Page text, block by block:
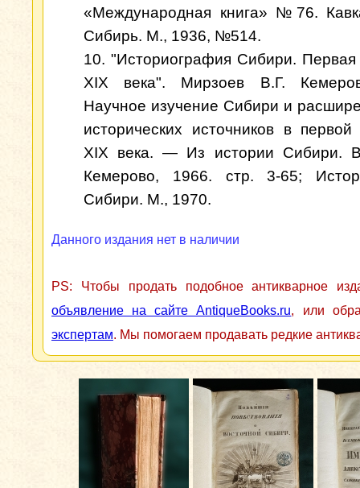
«Международная книга» №76.
Сибирь. М., 1936, №514.
10. "Историография Сибири. Первая
XIX века". Мирзоев В.Г.
Научное изучение Сибири и
исторических источников в первой
XIX века. — Из истории Сибири.
Кемерово, 1966. стр. 3-65;
Сибири. М., 1970.
Данного издания нет в наличии
PS: Чтобы продать подобное антикварное
объявление на сайте AntiqueBooks.ru, или
экспертам. Мы помогаем продавать редкие